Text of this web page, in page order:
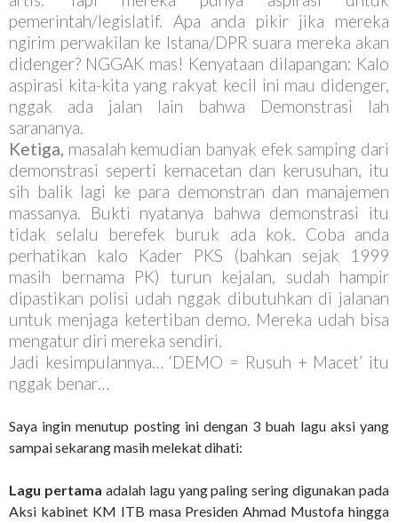
pemerintah/legislatif. Apa anda pikir jika mereka
ngirim perwakilan ke Istana/DPR suara mereka akan
didenger? NGGAK mas! Kenyataan dilapangan: Kalo
aspirasi kita-kita yang rakyat kecil ini mau didenger,
nggak ada jalan lain bahwa Demonstrasi lah
sarananya.
Ketiga, masalah kemudian banyak efek samping dari
demonstrasi seperti kemacetan dan kerusuhan, itu
sih balik lagi ke para demonstran dan manajemen
massanya. Bukti nyatanya bahwa demonstrasi itu
tidak selalu berefek buruk ada kok. Coba anda
perhatikan kalo Kader PKS (bahkan sejak 1999
masih bernama PK) turun kejalan, sudah hampir
dipastikan polisi udah nggak dibutuhkan di jalanan
untuk menjaga ketertiban demo. Mereka udah bisa
mengatur diri mereka sendiri.
Jadi kesimpulannya… ‘DEMO = Rusuh + Macet’ itu
nggak benar…
Saya ingin menutup posting ini dengan 3 buah lagu aksi yang
sampai sekarang masih melekat dihati:
Lagu pertama adalah lagu yang paling sering digunakan pada
Aksi kabinet KM ITB masa Presiden Ahmad Mustofa hingga